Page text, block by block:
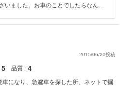
いました。お車のことでしたらなんで
2015/06/20投稿
5 品質 : 4
になり、急遽車を探した所、ネットで掘